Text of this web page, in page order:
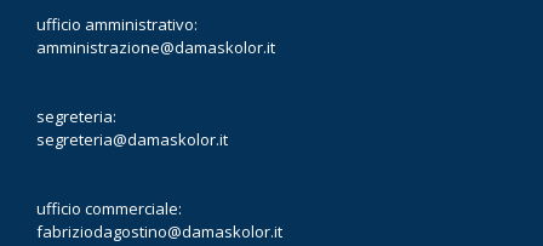
ufficio amministrativo:
amministrazione@damaskolor.it
segreteria:
segreteria@damaskolor.it
ufficio commerciale:
fabriziodagostino@damaskolor.it